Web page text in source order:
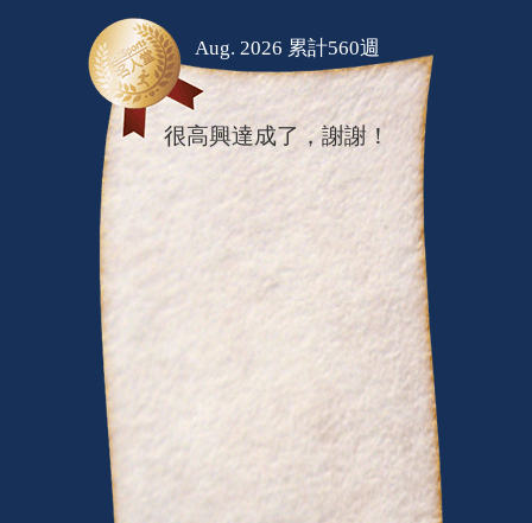
Aug. 2026 累計560週
很高興達成了，謝謝！